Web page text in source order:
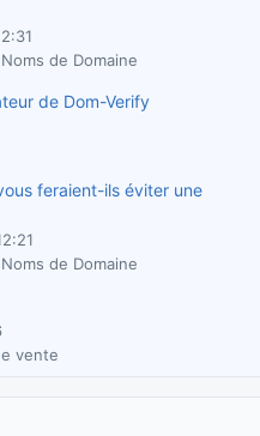
de Domaine
de Dom-Verify
feraient-ils éviter une
de Domaine
vente